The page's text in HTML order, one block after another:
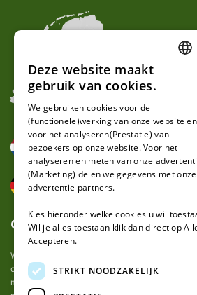
Over ons
Wij van robotmaaier-mesjes.nl doen ons
onderhoud van robot grasmaaier mesjes zo
maken. Uit ervaring merkten we hoe lastig
Deze website maakt
gebruik van cookies.
We gebruiken cookies voor de
(functionele)werking van onze website en
voor het analyseren(Prestatie) van
bezoekers op onze website. Voor het
analyseren en meten van onze
(Marketing) delen we gegevens met onze
advertentie partners.
Kies hieronder welke cookies u wil
Wil je alles toestaan klik dan direct op
Accepteren.
STRIKT NOODZAKELIJK